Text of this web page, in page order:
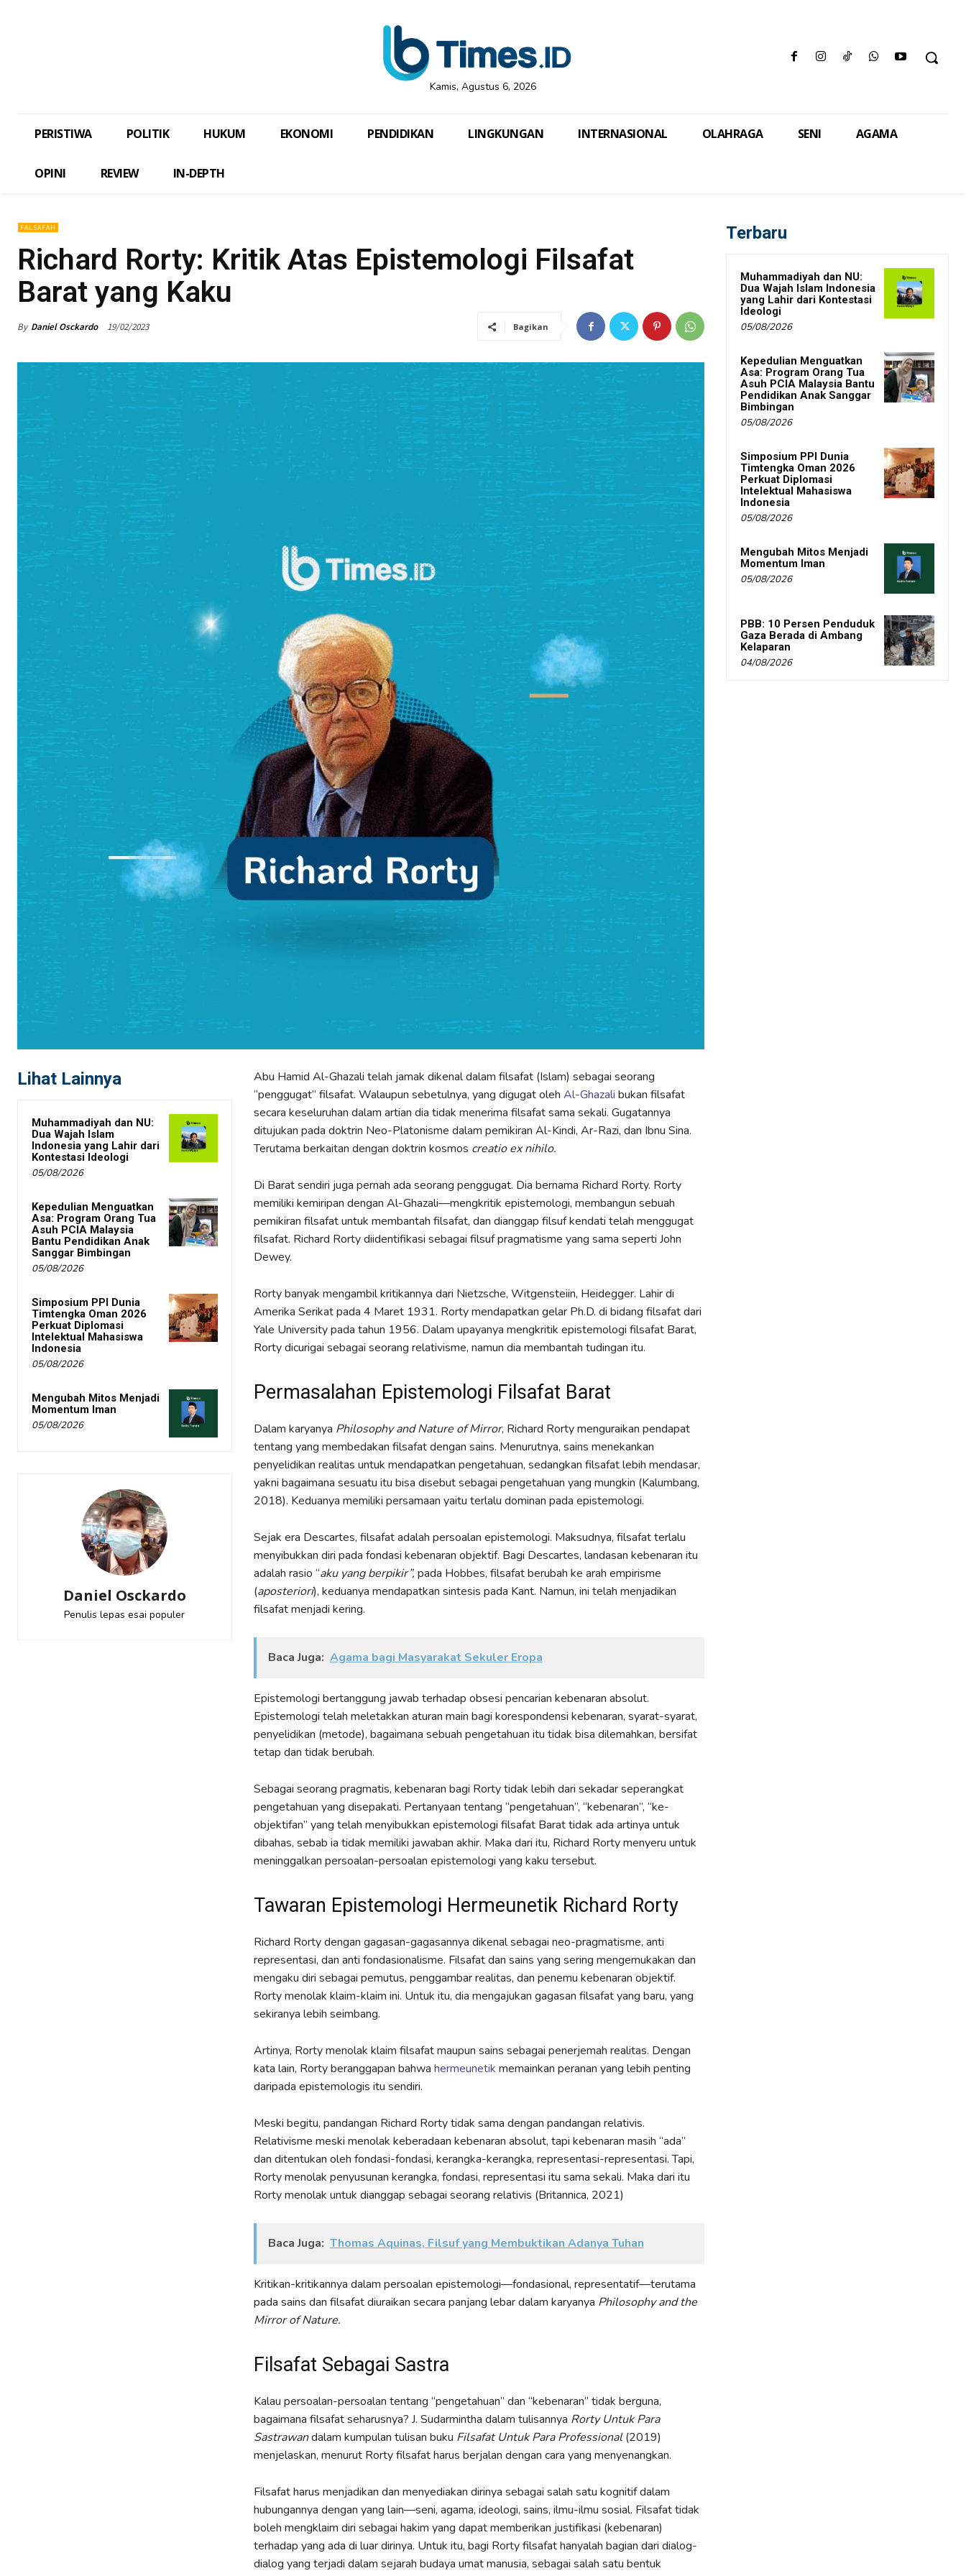
Kamis, Agustus 6, 2026
PERISTIWA POLITIK HUKUM EKONOMI PENDIDIKAN LINGKUNGAN INTERNASIONAL OLAHRAGA SENI AGAMA
OPINI REVIEW IN-DEPTH
FALSAFAH
Richard Rorty: Kritik Atas Epistemologi Filsafat
Barat yang Kaku
By Daniel Osckardo 19/02/2023 Bagikan
Lihat Lainnya
Muhammadiyah dan NU:
Dua Wajah Islam
Indonesia yang Lahir dari
Kontestasi Ideologi
05/08/2026
Kepedulian Menguatkan
Asa: Program Orang Tua
Asuh PCIA Malaysia
Bantu Pendidikan Anak
Sanggar Bimbingan
05/08/2026
Simposium PPI Dunia
Timtengka Oman 2026
Perkuat Diplomasi
Intelektual Mahasiswa
Indonesia
05/08/2026
Mengubah Mitos Menjadi
Momentum Iman
05/08/2026
Daniel Osckardo
Penulis lepas esai populer
Abu Hamid Al-Ghazali telah jamak dikenal dalam filsafat (Islam) sebagai seorang
“penggugat” filsafat. Walaupun sebetulnya, yang digugat oleh Al-Ghazali bukan filsafat
secara keseluruhan dalam artian dia tidak menerima filsafat sama sekali. Gugatannya
ditujukan pada doktrin Neo-Platonisme dalam pemikiran Al-Kindi, Ar-Razi, dan Ibnu Sina.
Terutama berkaitan dengan doktrin kosmos creatio ex nihilo.
Di Barat sendiri juga pernah ada seorang penggugat. Dia bernama Richard Rorty. Rorty
memiliki kemiripan dengan Al-Ghazali—mengkritik epistemologi, membangun sebuah
pemikiran filsafat untuk membantah filsafat, dan dianggap filsuf kendati telah menggugat
filsafat. Richard Rorty diidentifikasi sebagai filsuf pragmatisme yang sama seperti John
Dewey.
Rorty banyak mengambil kritikannya dari Nietzsche, Witgensteiin, Heidegger. Lahir di
Amerika Serikat pada 4 Maret 1931. Rorty mendapatkan gelar Ph.D. di bidang filsafat dari
Yale University pada tahun 1956. Dalam upayanya mengkritik epistemologi filsafat Barat,
Rorty dicurigai sebagai seorang relativisme, namun dia membantah tudingan itu.
Permasalahan Epistemologi Filsafat Barat
Dalam karyanya Philosophy and Nature of Mirror, Richard Rorty menguraikan pendapat
tentang yang membedakan filsafat dengan sains. Menurutnya, sains menekankan
penyelidikan realitas untuk mendapatkan pengetahuan, sedangkan filsafat lebih mendasar,
yakni bagaimana sesuatu itu bisa disebut sebagai pengetahuan yang mungkin (Kalumbang,
2018). Keduanya memiliki persamaan yaitu terlalu dominan pada epistemologi.
Sejak era Descartes, filsafat adalah persoalan epistemologi. Maksudnya, filsafat terlalu
menyibukkan diri pada fondasi kebenaran objektif. Bagi Descartes, landasan kebenaran itu
adalah rasio “aku yang berpikir”, pada Hobbes, filsafat berubah ke arah empirisme
(aposteriori), keduanya mendapatkan sintesis pada Kant. Namun, ini telah menjadikan
filsafat menjadi kering.
Baca Juga: Agama bagi Masyarakat Sekuler Eropa
Epistemologi bertanggung jawab terhadap obsesi pencarian kebenaran absolut.
Epistemologi telah meletakkan aturan main bagi korespondensi kebenaran, syarat-syarat,
penyelidikan (metode), bagaimana sebuah pengetahuan itu tidak bisa dilemahkan, bersifat
tetap dan tidak berubah.
Sebagai seorang pragmatis, kebenaran bagi Rorty tidak lebih dari sekadar seperangkat
pengetahuan yang disepakati. Pertanyaan tentang “pengetahuan”, “kebenaran”, “ke-
objektifan” yang telah menyibukkan epistemologi filsafat Barat tidak ada artinya untuk
dibahas, sebab ia tidak memiliki jawaban akhir. Maka dari itu, Richard Rorty menyeru untuk
meninggalkan persoalan-persoalan epistemologi yang kaku tersebut.
Tawaran Epistemologi Hermeunetik Richard Rorty
Richard Rorty dengan gagasan-gagasannya dikenal sebagai neo-pragmatisme, anti
representasi, dan anti fondasionalisme. Filsafat dan sains yang sering mengemukakan dan
mengaku diri sebagai pemutus, penggambar realitas, dan penemu kebenaran objektif.
Rorty menolak klaim-klaim ini. Untuk itu, dia mengajukan gagasan filsafat yang baru, yang
sekiranya lebih seimbang.
Artinya, Rorty menolak klaim filsafat maupun sains sebagai penerjemah realitas. Dengan
kata lain, Rorty beranggapan bahwa hermeunetik memainkan peranan yang lebih penting
daripada epistemologis itu sendiri.
Meski begitu, pandangan Richard Rorty tidak sama dengan pandangan relativis.
Relativisme meski menolak keberadaan kebenaran absolut, tapi kebenaran masih “ada”
dan ditentukan oleh fondasi-fondasi, kerangka-kerangka, representasi-representasi. Tapi,
Rorty menolak penyusunan kerangka, fondasi, representasi itu sama sekali. Maka dari itu
Rorty menolak untuk dianggap sebagai seorang relativis (Britannica, 2021)
Baca Juga: Thomas Aquinas, Filsuf yang Membuktikan Adanya Tuhan
Kritikan-kritikannya dalam persoalan epistemologi—fondasional, representatif—terutama
pada sains dan filsafat diuraikan secara panjang lebar dalam karyanya Philosophy and the
Mirror of Nature.
Filsafat Sebagai Sastra
Kalau persoalan-persoalan tentang “pengetahuan” dan “kebenaran” tidak berguna,
bagaimana filsafat seharusnya? J. Sudarmintha dalam tulisannya Rorty Untuk Para
Sastrawandalam kumpulan tulisan buku Filsafat Untuk Para Professional(2019)
menjelaskan, menurut Rorty filsafat harus berjalan dengan cara yang menyenangkan.
Filsafat harus menjadikan dan menyediakan dirinya sebagai salah satu kognitif dalam
hubungannya dengan yang lain—seni, agama, ideologi, sains, ilmu-ilmu sosial. Filsafat tidak
boleh mengklaim diri sebagai hakim yang dapat memberikan justifikasi (kebenaran)
terhadap yang ada di luar dirinya. Untuk itu, bagi Rorty filsafat hanyalah bagian dari dialog-
dialog yang terjadi dalam sejarah budaya umat manusia, sebagai salah satu bentuk
Terbaru
Muhammadiyah dan NU:
Dua Wajah Islam Indonesia
yang Lahir dari Kontestasi
Ideologi
05/08/2026
Kepedulian Menguatkan
Asa: Program Orang Tua
Asuh PCIA Malaysia Bantu
Pendidikan Anak Sanggar
Bimbingan
05/08/2026
Simposium PPI Dunia
Timtengka Oman 2026
Perkuat Diplomasi
Intelektual Mahasiswa
Indonesia
05/08/2026
Mengubah Mitos Menjadi
Momentum Iman
05/08/2026
PBB: 10 Persen Penduduk
Gaza Berada di Ambang
Kelaparan
04/08/2026